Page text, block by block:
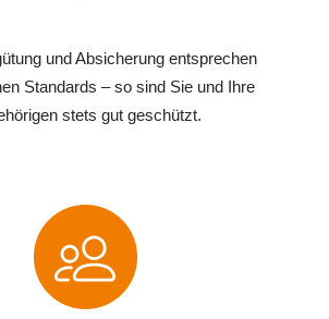
und Absicherung entsprechen
Standards – so sind Sie und Ihre
stets gut geschützt.